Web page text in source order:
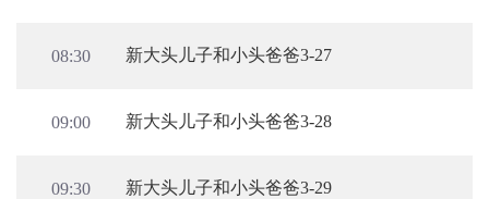
08:30 新大头儿子和小头爸爸3-27
09:00 新大头儿子和小头爸爸3-28
09:30 新大头儿子和小头爸爸3-29